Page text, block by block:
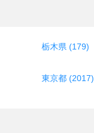
栃木県 (179)
東京都 (2017)